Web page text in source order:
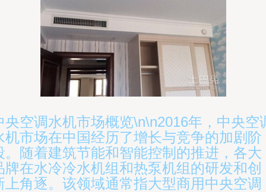
央空调水机市场概览\n\n2016年，中央空
机市场在中国经历了增长与竞争的加剧阶
。随着建筑节能和智能控制的推进，各大
牌在水冷冷水机组和热泵机组的研发和创
上角逐。该领域通常指大型商用中央空调